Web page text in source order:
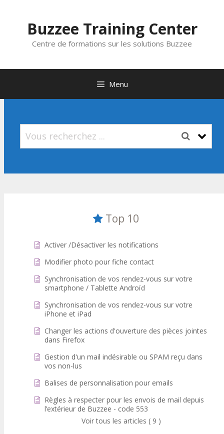
contenuBuzzee Training Center
Centre de formations sur les solutions Buzzee
Menu
Top 10
Activer /Désactiver les notifications
Modifier photo pour fiche contact
Synchronisation de vos rendez-vous sur votre
smartphone / Tablette Androïd
Synchronisation de vos rendez-vous sur votre
iPhone et iPad
Changer les actions d'ouverture des pièces jointes
dans Firefox
Gestion d'un mail indésirable ou SPAM reçu dans
vos non-lus
Balises de personnalisation pour emails
Règles à respecter pour les envois de mail depuis
l’extérieur de Buzzee - code 553
Voir tous les articles ( 9 )